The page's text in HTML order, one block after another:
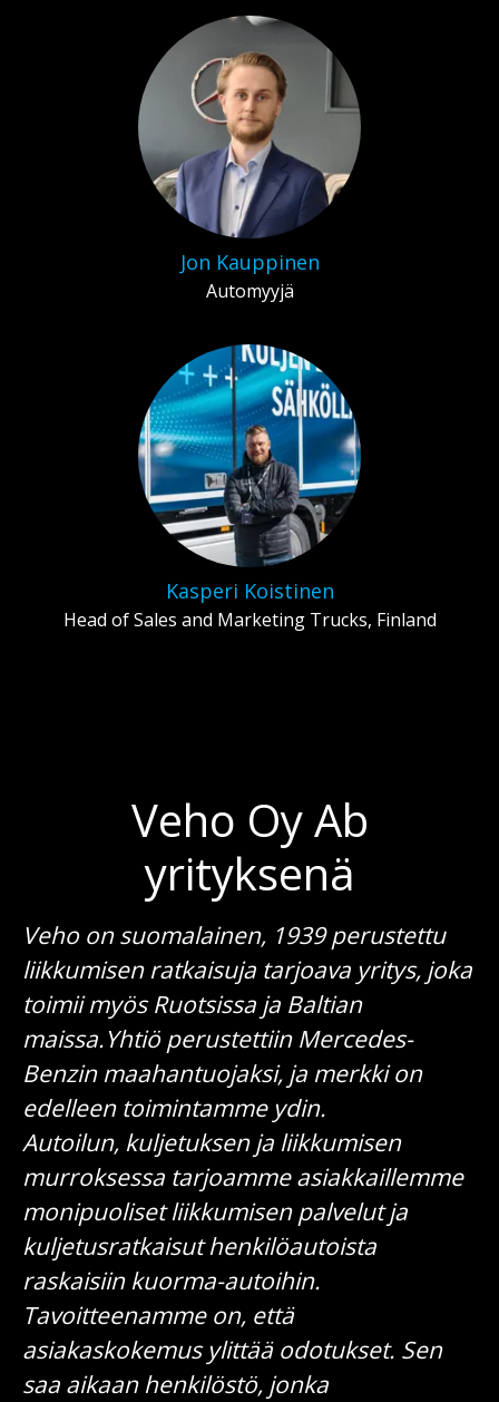
Jon Kauppinen
Automyyjä
Kasperi Koistinen
Head of Sales and Marketing Trucks, Finland
Veho Oy Ab
yrityksenä
Veho on suomalainen, 1939 perustettu
liikkumisen ratkaisuja tarjoava yritys, joka
toimii myös Ruotsissa ja Baltian
maissa.Yhtiö perustettiin Mercedes-
Benzin maahantuojaksi, ja merkki on
edelleen toimintamme ydin.
Autoilun, kuljetuksen ja liikkumisen
murroksessa tarjoamme asiakkaillemme
monipuoliset liikkumisen palvelut ja
kuljetusratkaisut henkilöautoista
raskaisiin kuorma-autoihin.
Tavoitteenamme on, että
asiakaskokemus ylittää odotukset. Sen
saa aikaan henkilöstö, jonka